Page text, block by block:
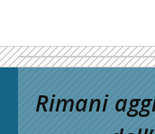
Rimani